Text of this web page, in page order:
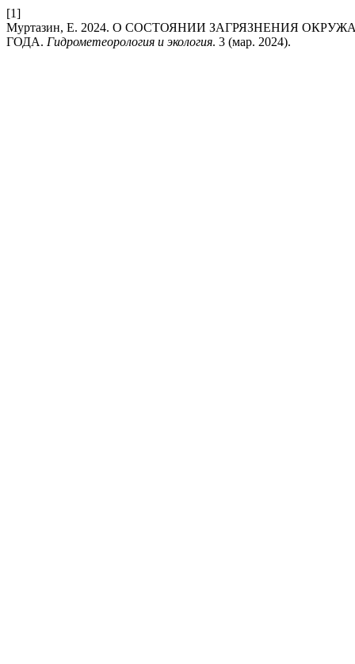
[1]
Муртазин, Е. 2024. О СОСТОЯНИИ ЗАГРЯЗНЕНИЯ
ГОДА. Гидрометеорология и экология. 3 (мар. 2024).